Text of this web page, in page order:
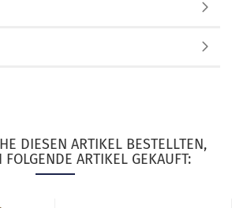
DIESEN ARTIKEL BESTELLTEN,
ARTIKEL GEKAUFT: